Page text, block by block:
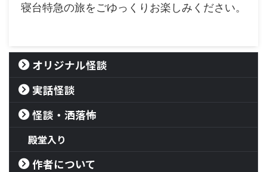
寝台特急の旅をごゆっくりお楽しみください。
オリジナル怪談
実話怪談
怪談・洒落怖
殿堂入り
作者について